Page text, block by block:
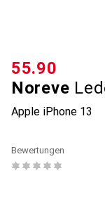
Noreve
Apple iPhone 13
CHF
55.90
Bewertungen